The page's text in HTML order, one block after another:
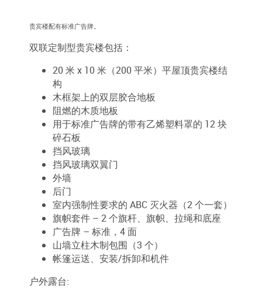
贵宾楼配有标准广告牌。
双联定制型贵宾楼包括：
20 米 x 10 米（200 平米）平屋顶贵宾楼结
构
木框架上的双层胶合地板
阻燃的木质地板
用于标准广告牌的带有乙烯塑料罩的 12 块
碎石板
挡风玻璃
挡风玻璃双翼门
外墙
后门
室内强制性要求的 ABC 灭火器（2 个一套）
旗帜套件 – 2 个旗杆、旗帜、拉绳和底座
广告牌 – 标准，4 面
山墙立柱木制包围（3 个）
帐篷运送、安装/拆卸和机件
户外露台: